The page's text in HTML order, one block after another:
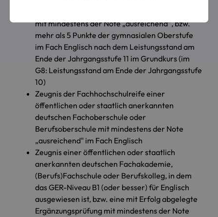
mit mindestens der Note „ausreichend”, bzw.
mehr als 5 Punkte der gymnasialen Oberstufe
im Fach Englisch nach dem Leistungsstand am
Ende der Jahrgangsstufe 11 im Grundkurs (im
G8: Leistungsstand am Ende der Jahrgangsstufe
10)
Zeugnis der Fachhochschulreife einer
öffentlichen oder staatlich anerkannten
deutschen Fachoberschule oder
Berufsoberschule mit mindestens der Note
„ausreichend" im Fach Englisch
Zeugnis einer öffentlichen oder staatlich
anerkannten deutschen Fachakademie,
(Berufs)Fachschule oder Berufskolleg, in dem
das GER-Niveau B1 (oder besser) für Englisch
ausgewiesen ist, bzw. eine mit Erfolg abgelegte
Ergänzungsprüfung mit mindestens der Note